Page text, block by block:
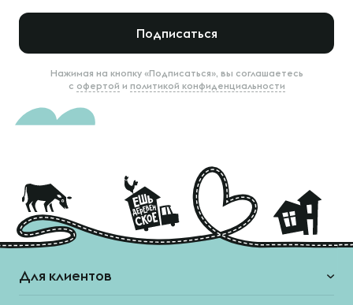
Подписаться
Нажимая на кнопку «Подписаться», вы соглашаетесь
с офертой и политикой конфиденциальности
Для клиентов